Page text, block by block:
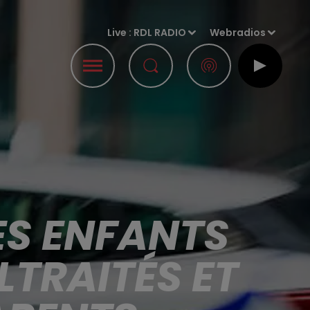
Live : RDL RADIO Webradios
ENFANTS
ET